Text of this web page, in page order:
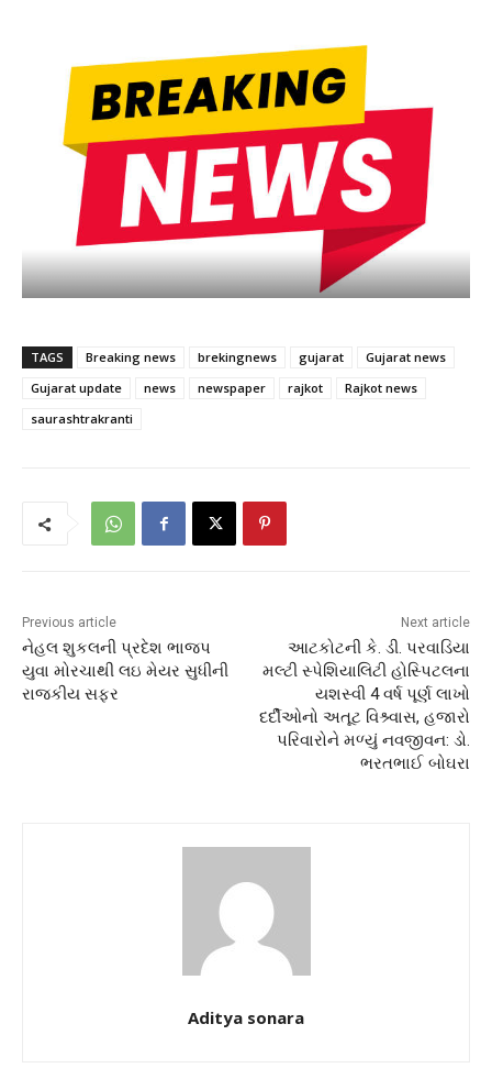
TAGS Breaking news brekingnews gujarat
Gujarat news
Gujarat update
news newspaper rajkot
Rajkot news
saurashtrakranti
Previous article
નેહલ શુકલની પ્રદેશ ભાજપ
યુવા મોરચાથી લઇ મેયર સુધીની
રાજકીય સફર
Next article
આટકોટની કે. ડી. પરવાડિયા
મલ્ટી સ્પેશિયાલિટી હોસ્પિટલના
યશસ્વી 4 વર્ષ પૂર્ણ લાખો
દર્દીઓનો અતૂટ વિશ્ર્વાસ, હજારો
પરિવારોને મળ્યું નવજીવન: ડો.
ભરતભાઈ બોઘરા
Aditya sonara